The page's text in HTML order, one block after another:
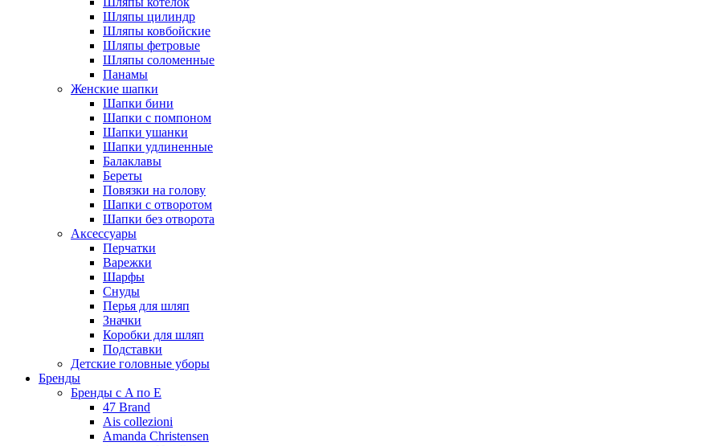
Шляпы цилиндр
Шляпы ковбойские
Шляпы фетровые
Шляпы соломенные
Панамы
Женские шапки
Шапки бини
Шапки с помпоном
Шапки ушанки
Шапки удлиненные
Балаклавы
Береты
Повязки на голову
Шапки с отворотом
Шапки без отворота
Аксессуары
Перчатки
Варежки
Шарфы
Снуды
Перья для шляп
Значки
Коробки для шляп
Подставки
Детские головные уборы
Бренды
Бренды с A по E
47 Brand
Ais collezioni
Amanda Christensen